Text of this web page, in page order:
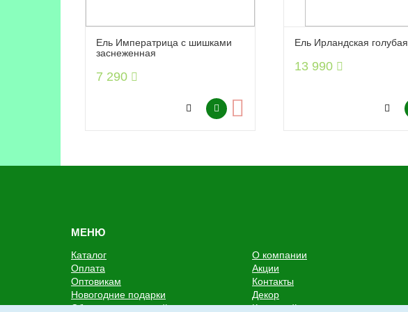
Ель Императрица с шишками
заснеженная
7 290
Ель Ирландская голубая
13 990
МЕНЮ
Каталог О компании
Оплата
Акции
Оптовикам
Контакты
Новогодние подарки
Декор
Сбор пожертвований
Карта сайта